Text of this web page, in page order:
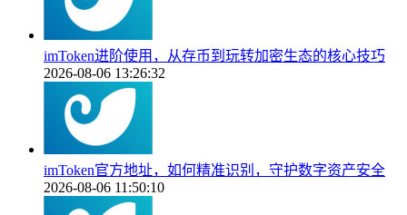
imToken进阶使用，从存币到玩转加密生态的核心技巧
2026-08-06 13:26:32
imToken官方地址，如何精准识别，守护数字资产安全
2026-08-06 11:50:10